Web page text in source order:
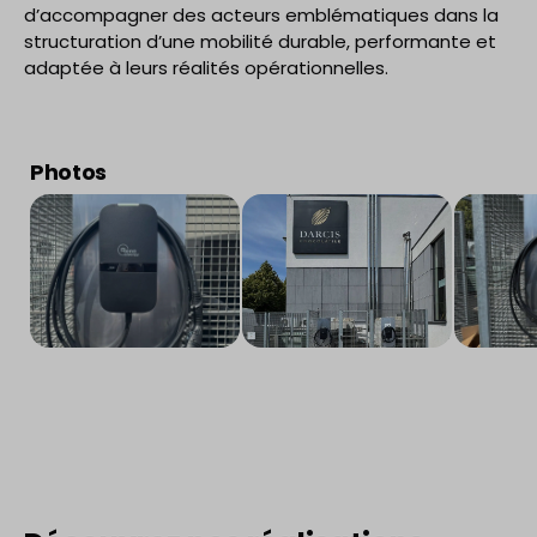
d’accompagner des acteurs emblématiques dans la
structuration d’une mobilité durable, performante et
adaptée à leurs réalités opérationnelles.
Photos